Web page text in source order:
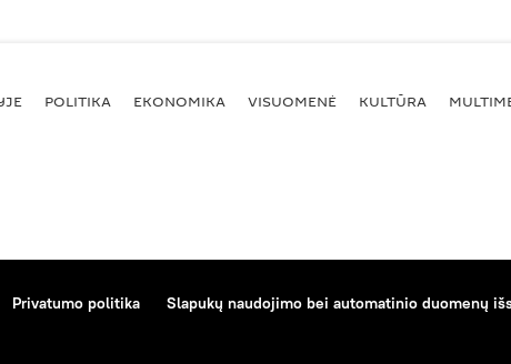
POLITIKA EKONOMIKA VISUOMENĖ KULTŪRA
Privatumo politika Slapukų naudojimo bei automatinio duomenų